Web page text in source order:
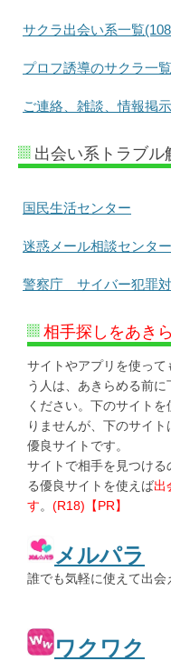
サクラ出会い系一覧
プロフ誘導のサクラ一
ご連絡、雑談、情報掲
出会い系トラブル
国民生活センター
迷惑メール相談センター
警察庁 サイバー犯罪
相手探しをあき
サイトやアプリを使っ
う人は、あきらめる前
ください。下のサイト
りませんが、下のサイ
優良サイトです。
サイトで相手を見つける
る優良サイトを使えば出
す。 (R18)【PR】
メルパラ
誰でも気軽に使えて出会
ワクワク